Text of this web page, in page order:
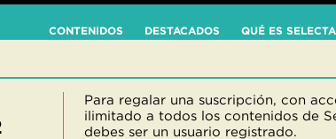
CONTENIDOS DESTACADOS QUÉ ES SELECTA
Para regalar una suscripción, con
ilimitado a todos los contenidos de
debes ser un usuario registrado.